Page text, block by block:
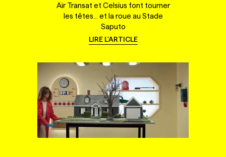
Air Transat et Celsius font tourner
les têtes... et la roue au Stade
Saputo
LIRE L'ARTICLE